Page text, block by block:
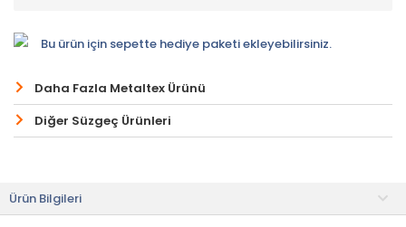
Bu ürün için sepette hediye paketi ekleyebilirsiniz.
Daha Fazla Metaltex Ürünü
Diğer Süzgeç Ürünleri
Ürün Bilgileri